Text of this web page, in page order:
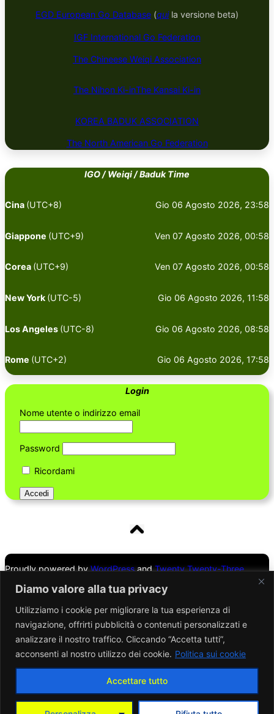
Diamo valore alla tua privacy
Utilizziamo i cookie per migliorare la tua esperienza di
navigazione, offrirti pubblicità o contenuti personalizzati e
analizzare il nostro traffico. Cliccando “Accetta tutti”,
acconsenti al nostro utilizzo dei cookie. Politica sui cookie
Accettare tutto
EGD European Go Database (quila versione beta)
IGF International Go Federation
The Chineese Weiqi Association
The Nihon Ki-inThe Kansai Ki-in
KOREA BADUK ​​​​ASSOCIATION
The North American Go Federation
IGO / Weiqi / Baduk Time
Cina (UTC+8) Gio 06 Agosto 2026, 23:58
Giappone (UTC+9) Ven 07 Agosto 2026, 00:58
Corea (UTC+9) Ven 07 Agosto 2026, 00:58
New York (UTC-5) Gio 06 Agosto 2026, 11:58
Los Angeles (UTC-8) Gio 06 Agosto 2026, 08:58
Rome (UTC+2) Gio 06 Agosto 2026, 17:58
Login
Nome utente o indirizzo email
Password
Ricordami
Proudly powered byWordPressandTwenty Twenty-Three
Theme
Mappa del sito
Cookies Policy